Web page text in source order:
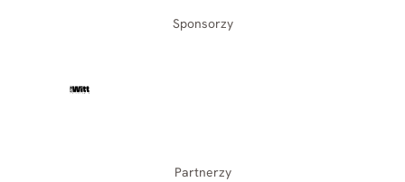
Sponsorzy
Partnerzy